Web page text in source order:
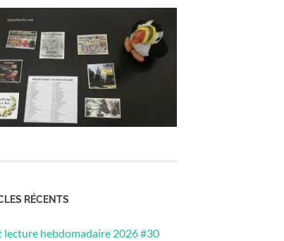
RÉCENTS
lecture hebdomadaire 2026 #30